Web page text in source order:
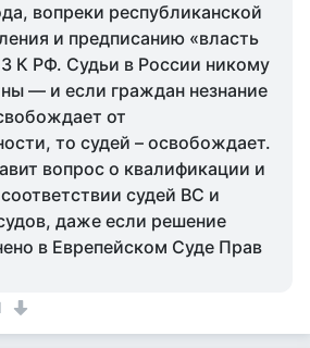
вопреки республиканской
и предписанию «власть
3 К РФ. Судьи в России никому
— и если граждан незнание
от
то судей – освобождает.
вопрос о квалификации и
судей ВС и
даже если решение
в Еврепейском Суде Прав